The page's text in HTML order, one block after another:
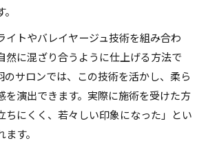
イトやバレイヤージュ技術を組み合わ
然に混ざり合うように仕上げる方法で
のサロンでは、この技術を活かし、柔ら
を演出できます。実際に施術を受けた方
ちにくく、若々しい印象になった」とい
す。